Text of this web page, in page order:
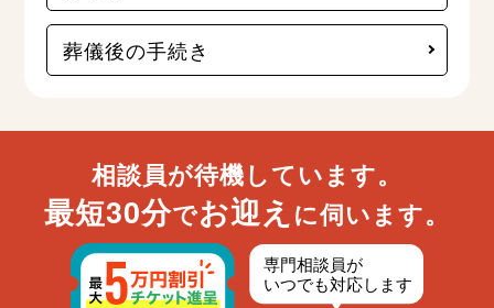
葬儀後の手続き
相談員が待機しています。
最短30分でお迎え に伺います。